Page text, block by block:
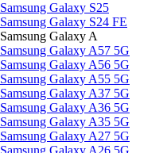
Samsung Galaxy S25
Samsung Galaxy S24 FE
Samsung Galaxy A
Samsung Galaxy A57 5G
Samsung Galaxy A56 5G
Samsung Galaxy A55 5G
Samsung Galaxy A37 5G
Samsung Galaxy A36 5G
Samsung Galaxy A35 5G
Samsung Galaxy A27 5G
Samsung Galaxy A26 5G